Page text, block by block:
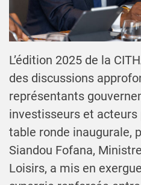
L’édition 2025 de la
des discussions
représentants
investisseurs et acteurs
table ronde inaugurale,
Siandou Fofana,
Loisirs, a mis en